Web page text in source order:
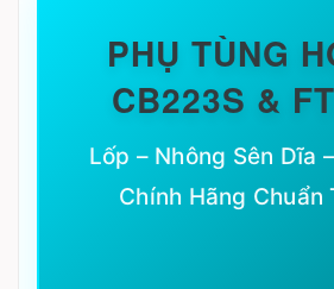
PHỤ TÙNG
CB223S &
Lốp – Nhông Sên Dĩa
Chính Hãng Chuẩn